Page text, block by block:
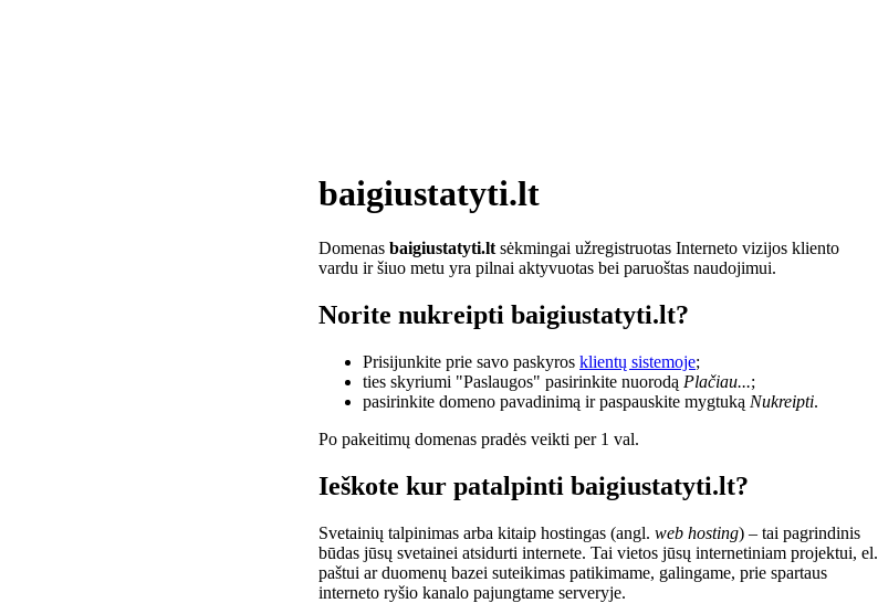
baigiustatyti.lt
Domenas baigiustatyti.lt sėkmingai užregistruotas Interneto vizijos kliento
vardu ir šiuo metu yra pilnai aktyvuotas bei paruoštas naudojimui.
Norite nukreipti baigiustatyti.lt?
Prisijunkite prie savo paskyros klientų sistemoje;
ties skyriumi "Paslaugos" pasirinkite nuorodą Plačiau...;
pasirinkite domeno pavadinimą ir paspauskite mygtuką Nukreipti.
Po pakeitimų domenas pradės veikti per 1 val.
Ieškote kur patalpinti baigiustatyti.lt?
Svetainių talpinimas arba kitaip hostingas (angl. web hosting) – tai pagrindinis
būdas jūsų svetainei atsidurti internete. Tai vietos jūsų internetiniam projektui, el.
paštui ar duomenų bazei suteikimas patikimame, galingame, prie spartaus
interneto ryšio kanalo pajungtame serveryje.